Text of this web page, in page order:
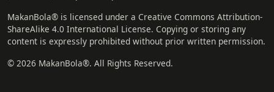
MakanBola® is licensed under a Creative Commons Attribution-
ShareAlike 4.0 International License. Copying or storing any
content is expressly prohibited without prior written permission.
© 2026 MakanBola®. All Rights Reserved.